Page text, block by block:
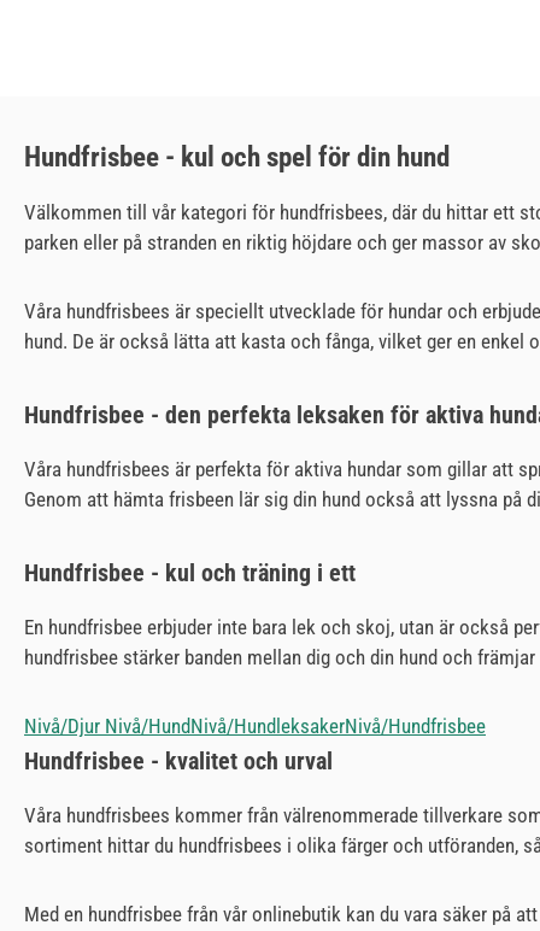
Hundfrisbee - kul och spel för din hund
Välkommen till vår kategori för hundfrisbees, där du hittar ett
parken eller på stranden en riktig höjdare och ger massor av
Våra hundfrisbees är speciellt utvecklade för hundar och
hund. De är också lätta att kasta och fånga, vilket ger en enkel
Hundfrisbee - den perfekta leksaken för aktiva
Våra hundfrisbees är perfekta för aktiva hundar som gillar att
Genom att hämta frisbeen lär sig din hund också att lyssna på
Hundfrisbee - kul och träning i ett
En hundfrisbee erbjuder inte bara lek och skoj, utan är också
hundfrisbee stärker banden mellan dig och din hund och
Nivå/Djur Nivå/HundNivå/HundleksakerNivå/Hundfrisbee
Hundfrisbee - kvalitet och urval
Våra hundfrisbees kommer från välrenommerade tillverkare
sortiment hittar du hundfrisbees i olika färger och utföranden,
Med en hundfrisbee från vår onlinebutik kan du vara säker på